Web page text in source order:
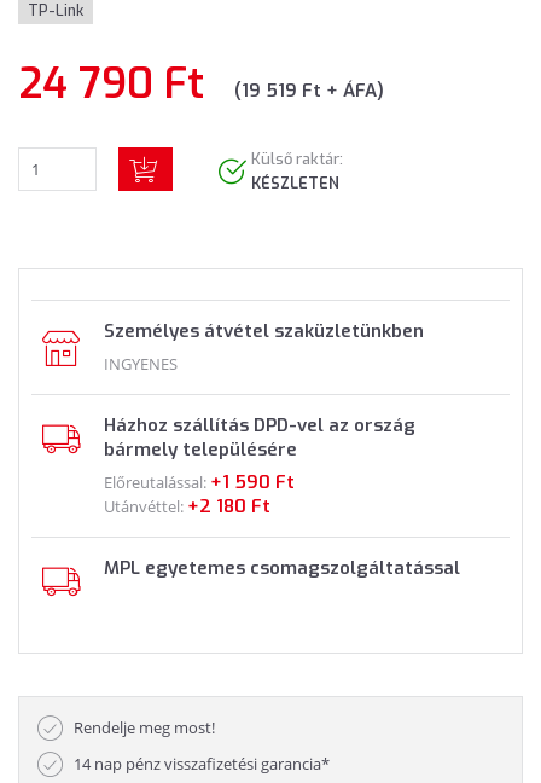
TP-Link
24 790 Ft (19 519 Ft + ÁFA)
Külső raktár:
KÉSZLETEN
Személyes átvétel szaküzletünkben
INGYENES
Házhoz szállítás DPD-vel az ország
bármely településére
Előreutalással: +1 590 Ft
Utánvéttel: +2 180 Ft
MPL egyetemes csomagszolgáltatással
Rendelje meg most!
14 nap pénz visszafizetési garancia*